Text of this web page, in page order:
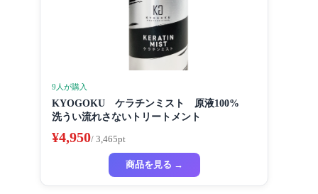
9人が購入
KYOGOKU ケラチンミスト 原液100%
洗うい流れさないトリートメント
¥4,950/ 3,465pt
商品を見る →